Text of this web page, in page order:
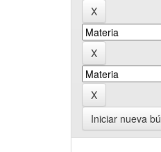
Iniciar nueva